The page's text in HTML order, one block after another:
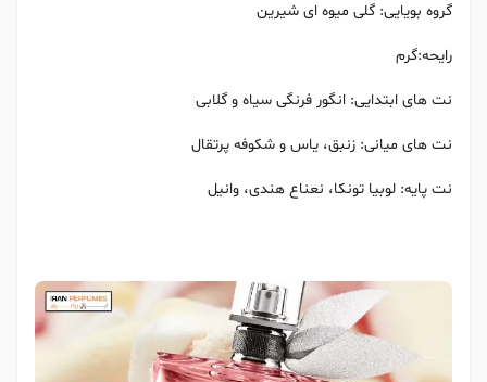
گروه بویایی: گلی میوه ای شیرین
رایحه:گرم
نت های ابتدایی: انگور فرنگی سیاه و گلابی
نت های میانی: زنبق، یاس و شکوفه پرتقال
نت پایه: لوبیا تونکا، نعناع هندی، وانیل